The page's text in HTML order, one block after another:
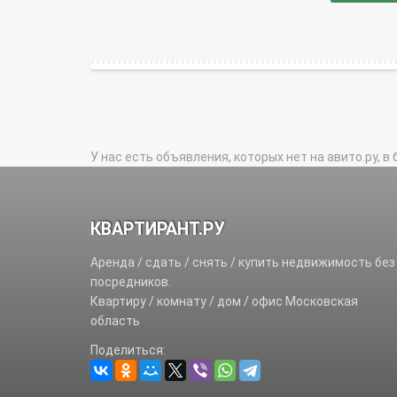
У нас есть объявления, которых нет на авито.ру,
КВАРТИРАНТ.РУ
Аренда / сдать / снять / купить недвижимость без
посредников.
Квартиру / комнату / дом / офис Московская
область
Поделиться: